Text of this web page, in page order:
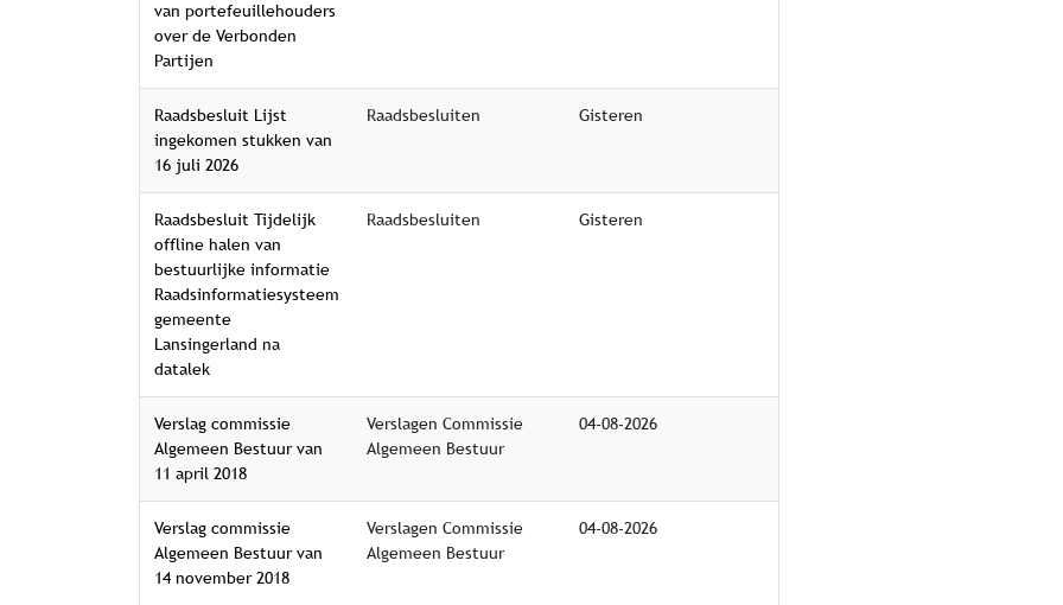
van portefeuillehouders
over de Verbonden
Partijen
Raadsbesluit Lijst
ingekomen stukken van
16 juli 2026
Raadsbesluiten Gisteren
Raadsbesluit Tijdelijk
offline halen van
bestuurlijke informatie
Raadsinformatiesysteem
gemeente
Lansingerland na
datalek
Raadsbesluiten Gisteren
Verslag commissie
Algemeen Bestuur van
11 april 2018
Verslagen Commissie
Algemeen Bestuur
04-08-2026
Verslag commissie
Algemeen Bestuur van
14 november 2018
Verslagen Commissie
Algemeen Bestuur
04-08-2026